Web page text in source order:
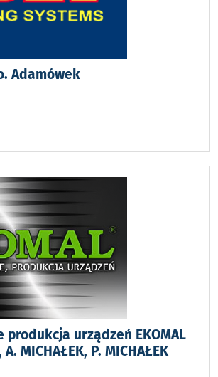
Adamówek
produkcja urządzeń EKOMAL
A. MICHAŁEK, P. MICHAŁEK